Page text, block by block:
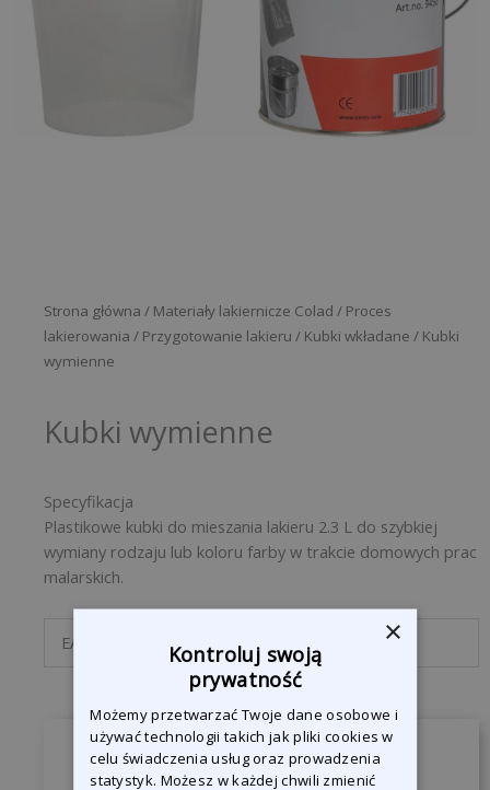
Strona główna / Materiały lakiernicze Colad / Proces
lakierowania / Przygotowanie lakieru / Kubki wkładane / Kubki
wymienne
Kubki wymienne
Specyfikacja
Plastikowe kubki do mieszania lakieru 2.3 L do szybkiej
wymiany rodzaju lub koloru farby w trakcie domowych prac
malarskich.
EAN-Code 8714247000359
Zapytaj o produkt
×
Kontroluj swoją
prywatność
Możemy przetwarzać Twoje dane osobowe i
używać technologii takich jak pliki cookies w
celu świadczenia usług oraz prowadzenia
statystyk. Możesz w każdej chwili zmienić